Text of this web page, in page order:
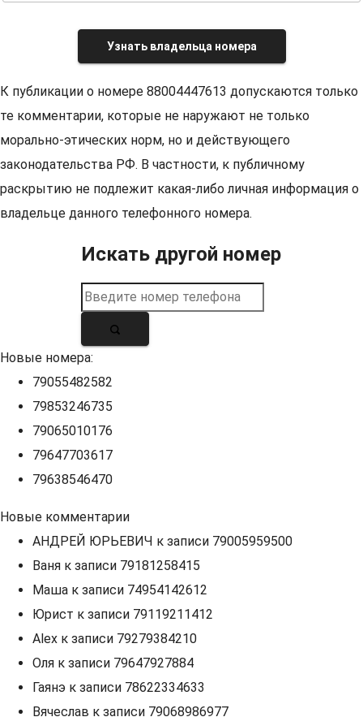
Узнать владельца номера
К публикации о номере 88004447613 допускаются только
те комментарии, которые не наружают не только
морально-этических норм, но и действующего
законодательства РФ. В частности, к публичному
раскрытию не подлежит какая-либо личная информация о
владельце данного телефонного номера.
Искать другой номер
Новые номера:
79055482582
79853246735
79065010176
79647703617
79638546470
Новые комментарии
АНДРЕЙ ЮРЬЕВИЧ к записи 79005959500
Ваня к записи 79181258415
Маша к записи 74954142612
Юрист к записи 79119211412
Alex к записи 79279384210
Оля к записи 79647927884
Гаянэ к записи 78622334633
Вячеслав к записи 79068986977